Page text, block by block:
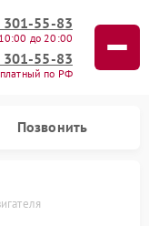
301-55-83
до 20:00
301-55-83
по РФ
Позвонить